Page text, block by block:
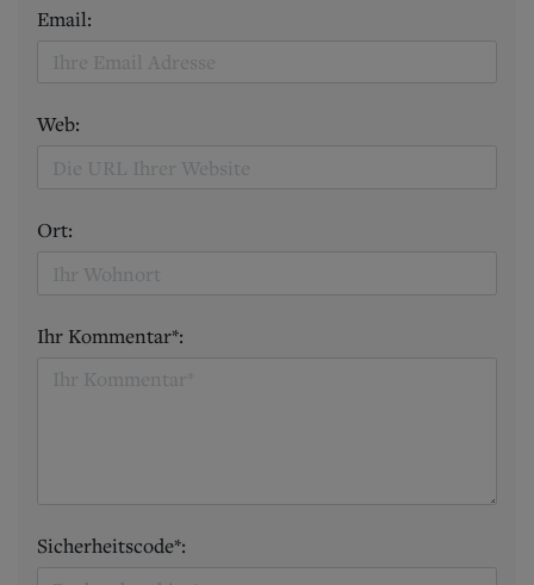
Email:
Web:
Ort:
Ihr Kommentar*:
Sicherheitscode*: